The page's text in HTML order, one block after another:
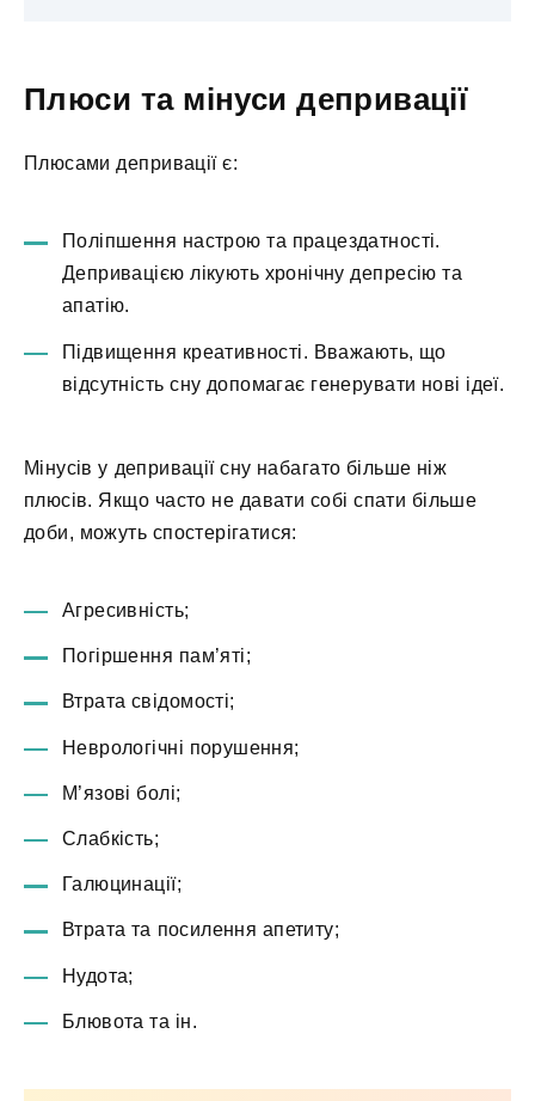
Плюси та мінуси депривації
Плюсами депривації є:
Поліпшення настрою та працездатності.
Депривацією лікують хронічну депресію та
апатію.
Підвищення креативності. Вважають, що
відсутність сну допомагає генерувати нові ідеї.
Мінусів у депривації сну набагато більше ніж
плюсів. Якщо часто не давати собі спати більше
доби, можуть спостерігатися:
Агресивність;
Погіршення пам’яті;
Втрата свідомості;
Неврологічні порушення;
М’язові болі;
Слабкість;
Галюцинації;
Втрата та посилення апетиту;
Нудота;
Блювота та ін.